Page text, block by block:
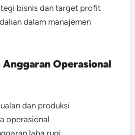
bisnis dan target profit
dalam manajemen
Anggaran Operasional
dan produksi
operasional